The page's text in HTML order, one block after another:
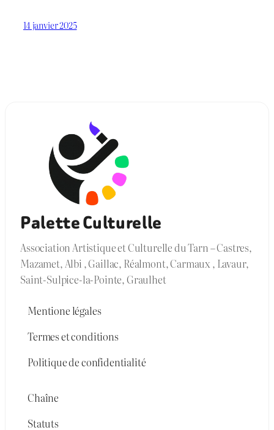
14 janvier 2025
Palette Culturelle
Association Artistique et Culturelle du Tarn – Castres,
Mazamet, Albi , Gaillac, Réalmont, Carmaux , Lavaur,
Saint-Sulpice-la-Pointe, Graulhet
Mentione légales
Termes et conditions
Politique de confidentialité
Chaîne
Statuts